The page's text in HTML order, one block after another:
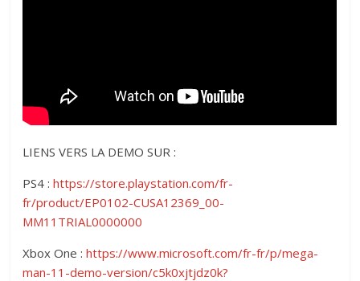
LIENS VERS LA DEMO SUR :
PS4 :https://store.playstation.com/fr-
fr/product/EP0102-CUSA12369_00-
MM11TRIAL0000000
Xbox One :https://www.microsoft.com/fr-fr/p/mega-
man-11-demo-version/c5k0xjtjdz0k?